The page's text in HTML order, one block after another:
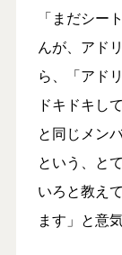
「まだシー
んが、アド
ら、「アド
ドキドキし
と同じメン
という、と
いろと教え
ます」と意